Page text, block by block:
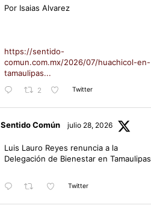
Por Isaias Alvarez
https://sentido-
comun.com.mx/2026/07/huachicol-en-
tamaulipas...
2 Twitter
Sentido Común julio 28, 2026
Luis Lauro Reyes renuncia a la
Delegación de Bienestar en Tamaulipas
Twitter